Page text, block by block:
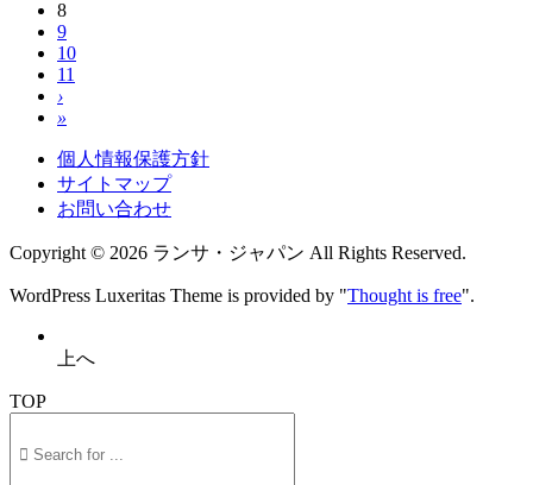
8
9
10
11
›
»
個人情報保護方針
サイトマップ
お問い合わせ
Copyright © 2026 ランサ・ジャパン All Rights Reserved.
WordPress Luxeritas Theme is provided by "Thought is free".
上へ
TOP